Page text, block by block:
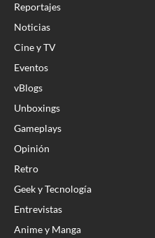
Reportajes
Noticias
Cine y TV
Eventos
vBlogs
Unboxings
Gameplays
Opinión
Retro
Geek y Tecnología
Entrevistas
Anime y Manga